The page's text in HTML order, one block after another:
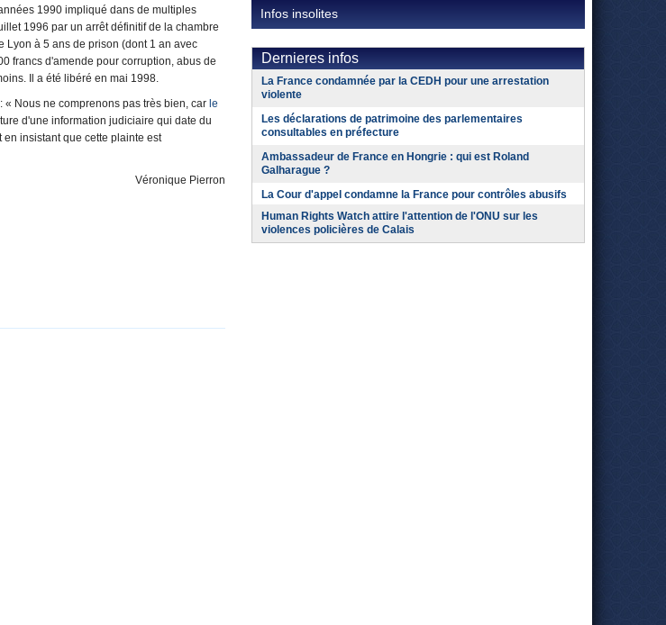
1990 impliqué dans de multiples
1996 par un arrêt définitif de la chambre
à 5 ans de prison (dont 1 an avec
francs d'amende pour corruption, abus de
Il a été libéré en mai 1998.
Nous ne comprenons pas très bien, car le
d'une information judiciaire qui date du
insistant que cette plainte est
Véronique Pierron
Infos insolites
Dernieres infos
La France condamnée par la CEDH pour une arrestation
violente
Les déclarations de patrimoine des parlementaires
consultables en préfecture
Ambassadeur de France en Hongrie : qui est Roland
Galharague ?
La Cour d'appel condamne la France pour contrôles abusifs
Human Rights Watch attire l'attention de l'ONU sur les
violences policières de Calais